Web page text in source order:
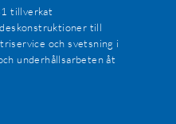
tillverkat
till
och svetsning i
underhållsarbeten åt